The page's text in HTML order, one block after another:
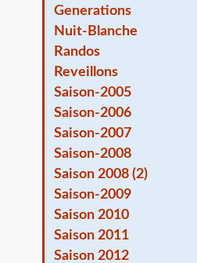
Generations
Nuit-Blanche
Randos
Reveillons
Saison-2005
Saison-2006
Saison-2007
Saison-2008
Saison 2008 (2)
Saison-2009
Saison 2010
Saison 2011
Saison 2012